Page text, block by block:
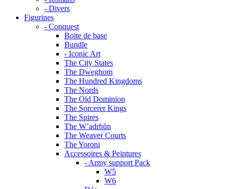
- Divers
Figurines
- Conquest
Boite de base
Bundle
- Iconic Art
The City States
The Dweghom
The Hundred Kingdoms
The Nords
The Old Dominion
The Sorcerer Kings
The Spires
The W’adrhŭn
The Weaver Courts
The Yoroni
Accessoires & Peintures
- Army support Pack
W5
W6